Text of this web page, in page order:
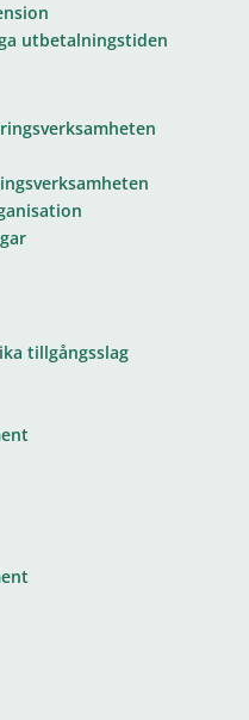
utbetalningstiden
tillgångsslag